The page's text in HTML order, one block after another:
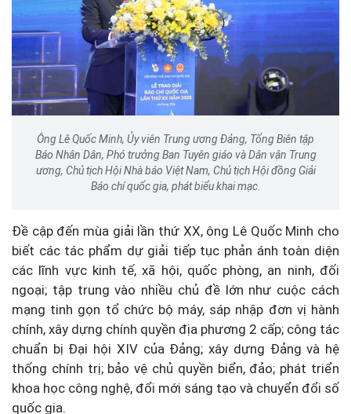
Ông Lê Quốc Minh, Ủy viên Trung ương Đảng, Tổng Biên tập
Báo Nhân Dân, Phó trưởng Ban Tuyên giáo và Dân vận Trung
ương, Chủ tịch Hội Nhà báo Việt Nam, Chủ tịch Hội đồng Giải
Báo chí quốc gia, phát biểu khai mạc.
Đề cập đến mùa giải lần thứ XX, ông Lê Quốc Minh cho
biết các tác phẩm dự giải tiếp tục phản ánh toàn diện
các lĩnh vực kinh tế, xã hội, quốc phòng, an ninh, đối
ngoại; tập trung vào nhiều chủ đề lớn như cuộc cách
mạng tinh gọn tổ chức bộ máy, sáp nhập đơn vị hành
chính, xây dựng chính quyền địa phương 2 cấp; công tác
chuẩn bị Đại hội XIV của Đảng; xây dựng Đảng và hệ
thống chính trị; bảo vệ chủ quyền biển, đảo; phát triển
khoa học công nghệ, đổi mới sáng tạo và chuyển đổi số
quốc gia.